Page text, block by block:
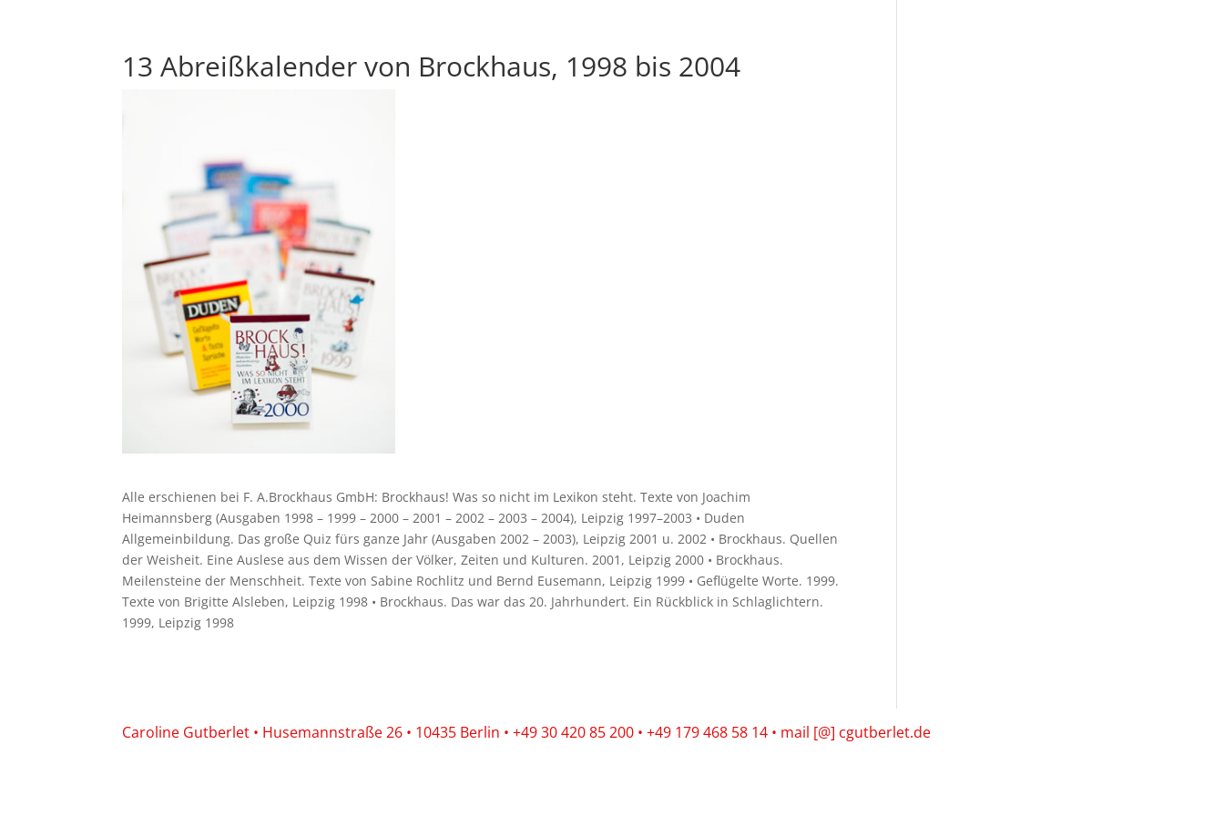
13 Abreißkalender von Brockhaus, 1998 bis 2004
Alle erschienen bei F. A.Brockhaus GmbH: Brockhaus! Was so nicht im Lexikon steht. Texte von Joachim
Heimannsberg (Ausgaben 1998 – 1999 – 2000 – 2001 – 2002 – 2003 – 2004), Leipzig 1997–2003 • Duden
Allgemeinbildung. Das große Quiz fürs ganze Jahr (Ausgaben 2002 – 2003), Leipzig 2001 u. 2002 • Brockhaus. Quellen
der Weisheit. Eine Auslese aus dem Wissen der Völker, Zeiten und Kulturen. 2001, Leipzig 2000 • Brockhaus.
Meilensteine der Menschheit. Texte von Sabine Rochlitz und Bernd Eusemann, Leipzig 1999 • Geflügelte Worte. 1999.
Texte von Brigitte Alsleben, Leipzig 1998 • Brockhaus. Das war das 20. Jahrhundert. Ein Rückblick in Schlaglichtern.
1999, Leipzig 1998
Caroline Gutberlet • Husemannstraße 26 • 10435 Berlin • +49 30 420 85 200 • +49 179 468 58 14 • mail [@] cgutberlet.de